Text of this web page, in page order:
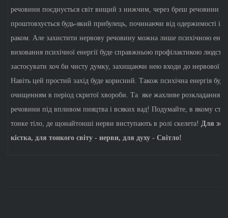
речовини поєднується світ вищий з нижчим, через бреш речовини
проштовхується будь-який прибулець, починаючи від одержимості і
раком. Але захистити нервову речовину можна лише психічною
виховання психічної енергії буде справжньою профілактикою
застосувати хоч би чисту думку, захищаючи нею входи до нервової
Навіть цей простий захід буде корисний. Також психічна енергія
очищенням в період скритої хвороби. Та яке жахливе розкладання
речовини під впливом пияцтва і всяких вад! Подумайте, в якому
тонке тіло, де щонайтонші нерви виступають в ролі скелета! Для
кістка, для тонкого світу - нерви, для духу - Світло!